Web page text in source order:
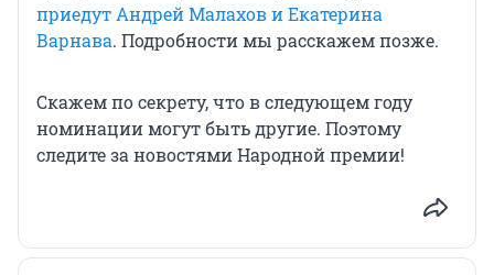
приедут Андрей Малахов и Екатерина
Варнава. Подробности мы расскажем позже.
Скажем по секрету, что в следующем году
номинации могут быть другие. Поэтому
следите за новостями Народной премии!